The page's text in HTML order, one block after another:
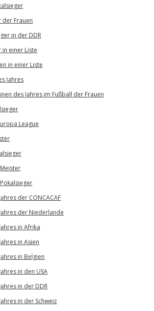
der Frauen
in der DDR
in einer Liste
in einer Liste
Jahres
des Jahres im Fußball der Frauen
League
der CONCACAF
der Niederlande
in Afrika
in Asien
in Belgien
in den USA
in der DDR
in der Schweiz